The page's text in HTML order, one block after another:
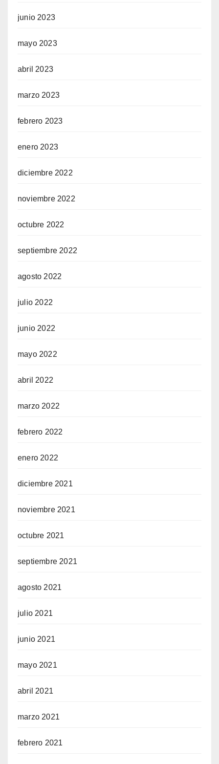
junio 2023
mayo 2023
abril 2023
marzo 2023
febrero 2023
enero 2023
diciembre 2022
noviembre 2022
octubre 2022
septiembre 2022
agosto 2022
julio 2022
junio 2022
mayo 2022
abril 2022
marzo 2022
febrero 2022
enero 2022
diciembre 2021
noviembre 2021
octubre 2021
septiembre 2021
agosto 2021
julio 2021
junio 2021
mayo 2021
abril 2021
marzo 2021
febrero 2021